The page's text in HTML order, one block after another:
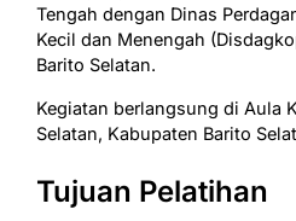
Tengah dengan Dinas
Kecil dan Menengah
Barito Selatan.
Kegiatan berlangsung di Aula
Selatan, Kabupaten Barito
Tujuan Pelatihan